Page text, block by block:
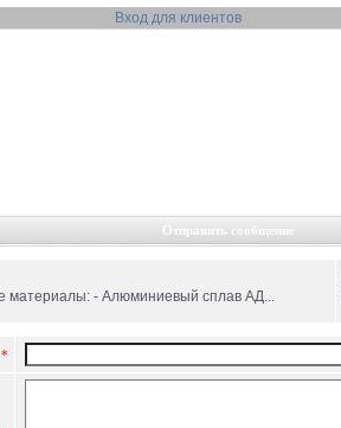
Вход для клиентов
Отправить сообщение
материалы: - Алюминиевый сплав АД...
*